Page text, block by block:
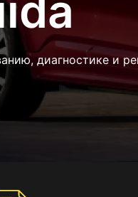
диагностике и